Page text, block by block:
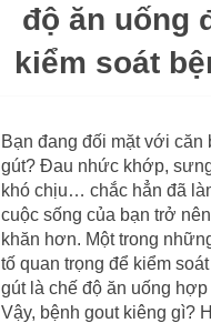
độ ăn uống
kiểm soát
Bạn đang đối mặt với căn
gút? Đau nhức khớp,
khó chịu… chắc hẳn đã
cuộc sống của bạn trở
khăn hơn. Một trong
tố quan trọng để kiểm
gút là chế độ ăn uống hợp
Vậy, bệnh gout kiêng gì?